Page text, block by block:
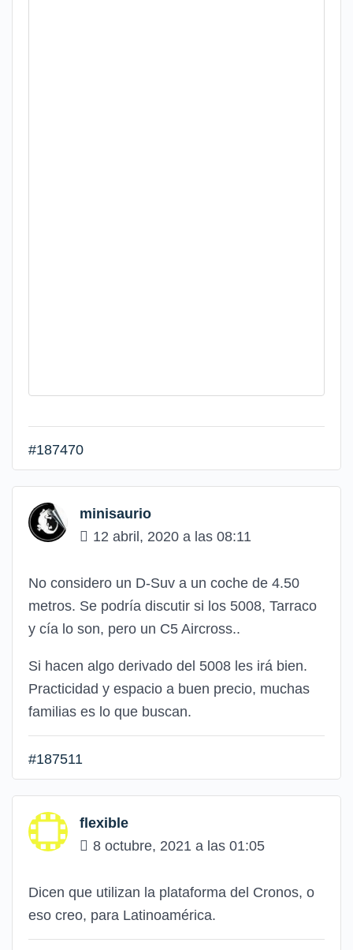
#187470
minisaurio
12 abril, 2020 a las 08:11
No considero un D-Suv a un coche de 4.50
metros. Se podría discutir si los 5008, Tarraco
y cía lo son, pero un C5 Aircross..
Si hacen algo derivado del 5008 les irá bien.
Practicidad y espacio a buen precio, muchas
familias es lo que buscan.
#187511
flexible
8 octubre, 2021 a las 01:05
Dicen que utilizan la plataforma del Cronos, o
eso creo, para Latinoamérica.